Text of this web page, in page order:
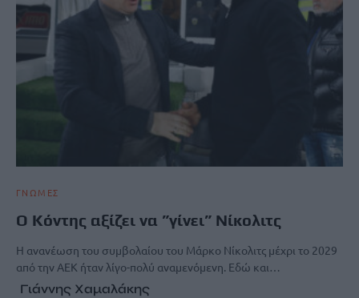
ΓΝΩΜΕΣ
O Κόντης αξίζει να ”γίνει” Νίκολιτς
Η ανανέωση του συμβολαίου του Μάρκο Νίκολιτς μέχρι το 2029
από την ΑΕΚ ήταν λίγο-πολύ αναμενόμενη. Εδώ και…
Γιάννης Χαμαλάκης